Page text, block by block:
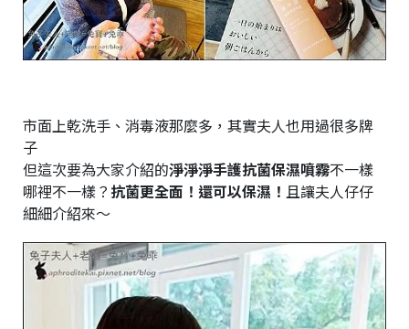
市面上乾洗手、消毒液那麼多，其實夫人也用過很多牌
子
但這次要為大家介紹的淨淨淨手護抗菌保濕噴霧不一樣
哪裡不一樣？ 抗菌更全面！還可以保濕！ 且讓夫人仔仔
細細介紹來～